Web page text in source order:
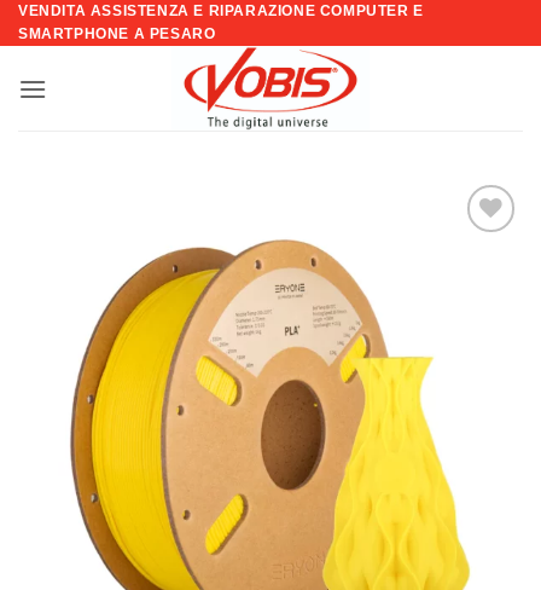
Salta
ai
VENDITA ASSISTENZA E RIPARAZIONE COMPUTER E
SMARTPHONE A PESARO